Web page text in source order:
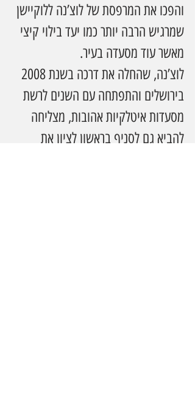
והפכו את המרפסת של לוצ’נה ללוקיישן
שמרגיש הרבה יותר כמו יעד בילוי קיצי
מאשר עוד מסעדה בעיר.
בירושלים והתפתחה עם השנים לרשת
מסעדות איטלקיות אהובות, מצליחה
להביא גם לסניף בראשון לציון את